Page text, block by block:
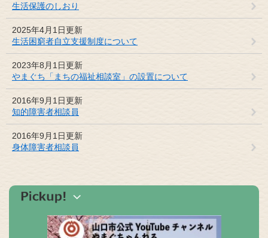
生活保護のしおり
2025年4月1日更新
生活困窮者自立支援制度について
2023年8月1日更新
やまぐち「まちの福祉相談室」の設置について
2016年9月1日更新
知的障害者相談員
2016年9月1日更新
身体障害者相談員